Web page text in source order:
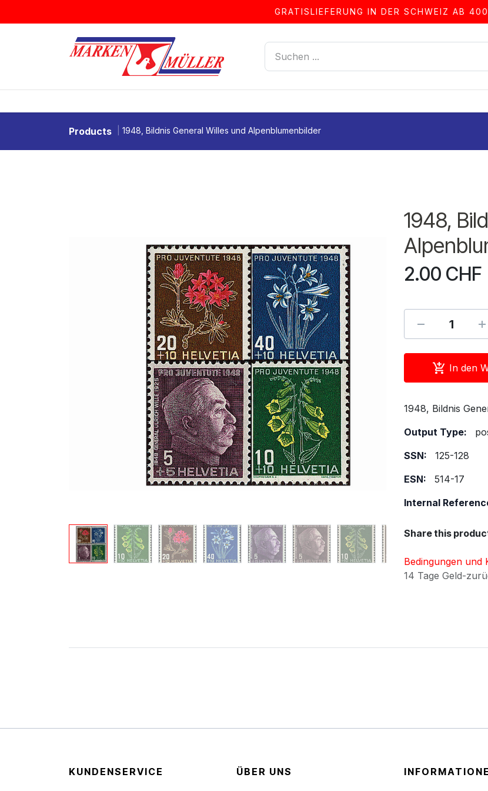
GRATISLIEFERUNG IN DER SCHWEIZ AB
Products 1948, Bildnis General Willes und Alpenblumenbilder
1948,
2.00 CHF
In den
1948, Bildnis
Output Type:
SSN:
125-128
ESN:
514-17
Internal
Share this
Bedingungen und
14 Tage Geld-
KUNDENSERVICE ÜBER UNS